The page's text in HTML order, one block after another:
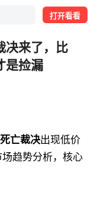
打开看看
决来了，比
是捡漏
亡裁决出现低价
趋势分析，核心